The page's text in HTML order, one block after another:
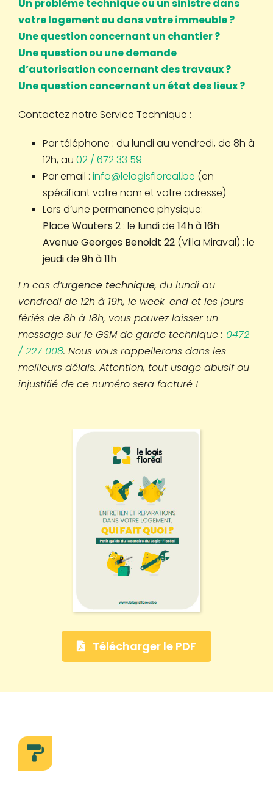
Un problème technique ou un sinistre dans
votre logement ou dans votre immeuble ?
Une question concernant un chantier ?
Une question ou une demande
d’autorisation concernant des travaux ?
Une question concernant un état des lieux ?
Contactez notre Service Technique :
Par téléphone : du lundi au vendredi, de 8h à
12h, au 02 / 672 33 59
Par email : info@lelogisfloreal.be (en
spécifiant votre nom et votre adresse)
Lors d’une permanence physique:
Place Wauters 2: le lundide 14h à 16h
Avenue Georges Benoidt 22(Villa Miraval) : le
jeudide 9h à 11h
En cas d’urgence technique, du lundi au
vendredi de 12h à 19h, le week-end et les jours
fériés de 8h à 18h, vous pouvez laisser un
message sur le GSM de garde technique : 0472
/ 227 008. Nous vous rappellerons dans les
meilleurs délais. Attention, tout usage abusif ou
injustifié de ce numéro sera facturé !
Télécharger le PDF